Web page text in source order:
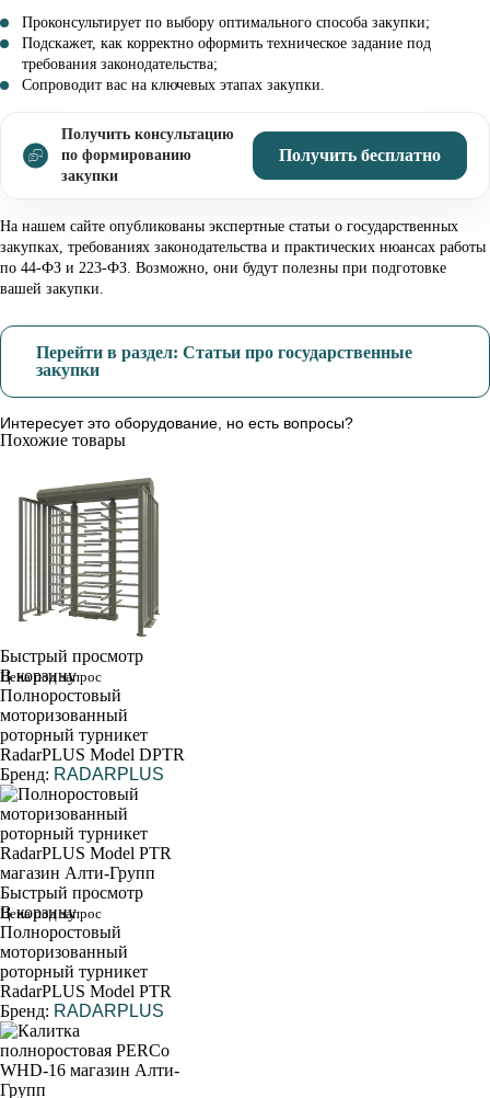
Проконсультирует по выбору оптимального способа закупки;
Подскажет, как корректно оформить техническое задание под
требования законодательства;
Сопроводит вас на ключевых этапах закупки.
Получить консультацию
по формированию
закупки
Получить бесплатно
На нашем сайте опубликованы экспертные статьи о государственных
закупках, требованиях законодательства и практических нюансах работы
по 44-ФЗ и 223-ФЗ. Возможно, они будут полезны при подготовке
вашей закупки.
Перейти в раздел: Статьи про государственные
закупки
Интересует это оборудование, но есть вопросы?
Похожие товары
Быстрый просмотр
В корзину
Цена под запрос
Полноростовый
моторизованный
роторный турникет
RadarPLUS Model DPTR
Бренд: RADARPLUS
Быстрый просмотр
В корзину
Цена под запрос
Полноростовый
моторизованный
роторный турникет
RadarPLUS Model PTR
Бренд: RADARPLUS